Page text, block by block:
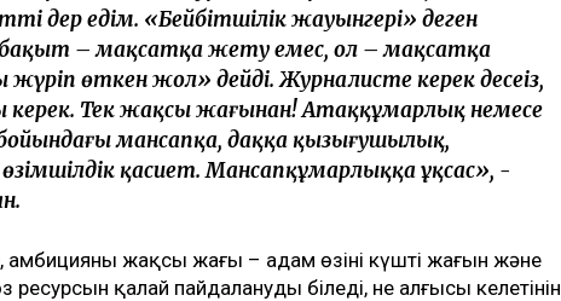
дер едім. «Бейбітшілік жауынгері» деген
– мақсатқа жету емес, ол – мақсатқа
өткен жол» дейді. Журналисте керек десеңіз,
керек. Тек жақсы жағынан! Атаққұмарлық немесе
мансапқа, даңққа қызығушылық,
өзімшілдік қасиет. Мансапқұмарлыққа ұқсас», -
амбицияның жақсы жағы – адам өзінің күшті жағын және
ресурсын қалай пайдалануды біледі, не алғысы келетінін